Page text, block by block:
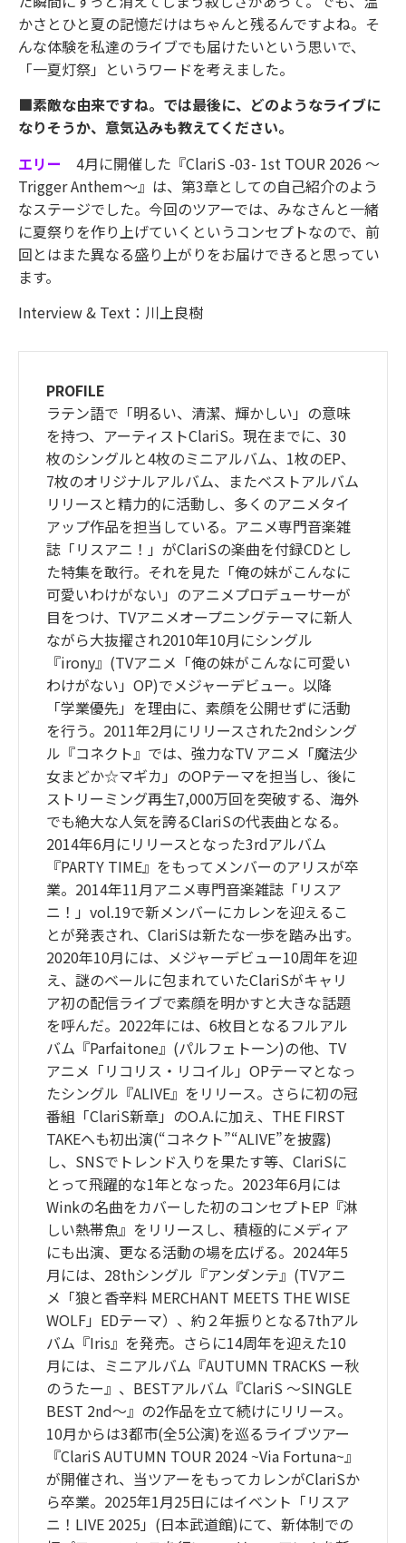
かさとひと夏の記憶だけはちゃんと残るんですよね。そ
んな体験を私達のライブでも届けたいという思いで、
「一夏灯祭」というワードを考えました。
■素敵な由来ですね。では最後に、どのようなライブに
なりそうか、意気込みも教えてください。
エリー 4月に開催した『ClariS -03- 1st TOUR 2026 〜
Trigger Anthem〜』は、第3章としての自己紹介のよう
なステージでした。今回のツアーでは、みなさんと一緒
に夏祭りを作り上げていくというコンセプトなので、前
回とはまた異なる盛り上がりをお届けできると思ってい
ます。
Interview & Text：川上良樹
PROFILE
ラテン語で「明るい、清潔、輝かしい」の意味
を持つ、アーティストClariS。現在までに、30
枚のシングルと4枚のミニアルバム、1枚のEP、
7枚のオリジナルアルバム、またベストアルバム
リリースと精力的に活動し、多くのアニメタイ
アップ作品を担当している。アニメ専門音楽雑
誌「リスアニ！」がClariSの楽曲を付録CDとし
た特集を敢行。それを見た「俺の妹がこんなに
可愛いわけがない」のアニメプロデューサーが
目をつけ、TVアニメオープニングテーマに新人
ながら大抜擢され2010年10月にシングル
『irony』(TVアニメ「俺の妹がこんなに可愛い
わけがない」OP)でメジャーデビュー。以降
「学業優先」を理由に、素顔を公開せずに活動
を行う。2011年2月にリリースされた2ndシング
ル『コネクト』では、強力なTV アニメ「魔法少
女まどか☆マギカ」のOPテーマを担当し、後に
ストリーミング再生7,000万回を突破する、海外
でも絶大な人気を誇るClariSの代表曲となる。
2014年6月にリリースとなった3rdアルバム
『PARTY TIME』をもってメンバーのアリスが卒
業。2014年11月アニメ専門音楽雑誌「リスア
ニ！」vol.19で新メンバーにカレンを迎えるこ
とが発表され、ClariSは新たな一歩を踏み出す。
2020年10月には、メジャーデビュー10周年を迎
え、謎のベールに包まれていたClariSがキャリ
ア初の配信ライブで素顔を明かすと大きな話題
を呼んだ。2022年には、6枚目となるフルアル
バム『Parfaitone』(パルフェトーン)の他、TV
アニメ「リコリス・リコイル」OPテーマとなっ
たシングル『ALIVE』をリリース。さらに初の冠
番組「ClariS新章」のO.A.に加え、THE FIRST
TAKEへも初出演(“コネクト”“ALIVE”を披露)
し、SNSでトレンド入りを果たす等、ClariSに
とって飛躍的な1年となった。2023年6月には
Winkの名曲をカバーした初のコンセプトEP『淋
しい熱帯魚』をリリースし、積極的にメディア
にも出演、更なる活動の場を広げる。2024年5
月には、28thシングル『アンダンテ』(TVアニ
メ「狼と香辛料 MERCHANT MEETS THE WISE
WOLF」EDテーマ）、約２年振りとなる7thアル
バム『Iris』を発売。さらに14周年を迎えた10
月には、ミニアルバム『AUTUMN TRACKS ー秋
のうたー』、BESTアルバム『ClariS 〜SINGLE
BEST 2nd〜』の2作品を立て続けにリリース。
10月からは3都市(全5公演)を巡るライブツアー
『ClariS AUTUMN TOUR 2024 ~Via Fortuna~』
が開催され、当ツアーをもってカレンがClariSか
ら卒業。2025年1月25日にはイベント「リスア
ニ！LIVE 2025」(日本武道館)にて、新体制での